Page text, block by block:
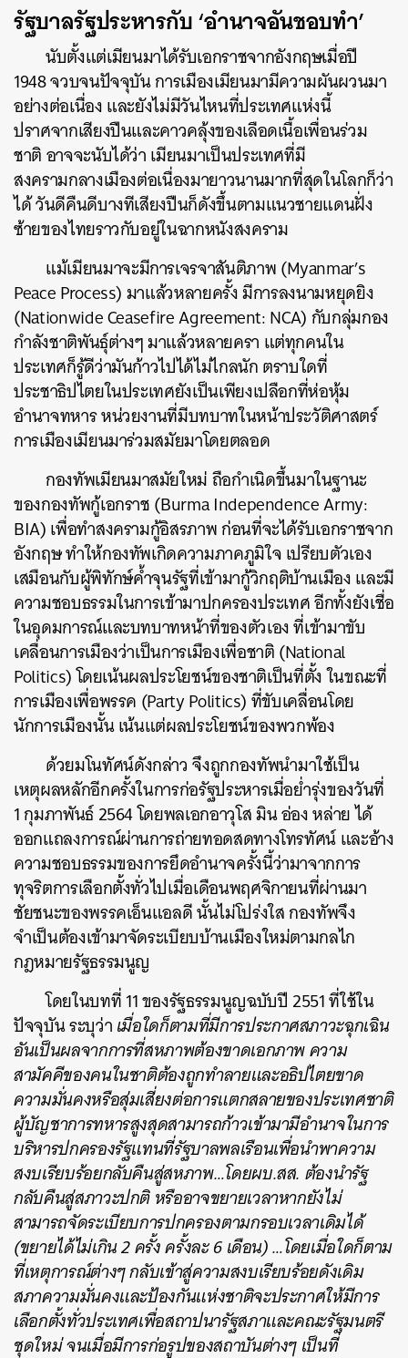
รัฐบาลรัฐประหารกับ ‘อำนาจอันชอบทำ’
นับตั้งแต่เมียนมาได้รับเอกราชจากอังกฤษเมื่อปี
1948 จวบจนปัจจุบัน การเมืองเมียนมามีความผันผวนมา
อย่างต่อเนื่อง และยังไม่มีวันไหนที่ประเทศแห่งนี้
ปราศจากเสียงปืนและคาวคลุ้งของเลือดเนื้อเพื่อนร่วม
ชาติ อาจจะนับได้ว่า เมียนมาเป็นประเทศที่มี
สงครามกลางเมืองต่อเนื่องมายาวนานมากที่สุดในโลกก็ว่า
ได้ วันดีคืนดีบางทีเสียงปืนก็ดังขึ้นตามแนวชายแดนฝั่ง
ซ้ายของไทยราวกับอยู่ในฉากหนังสงคราม
แม้เมียนมาจะมีการเจรจาสันติภาพ (Myanmar’s
Peace Process) มาแล้วหลายครั้ง มีการลงนามหยุดยิง
(Nationwide Ceasefire Agreement: NCA) กับกลุ่มกอง
กำลังชาติพันธุ์ต่างๆ มาแล้วหลายครา แต่ทุกคนใน
ประเทศก็รู้ดีว่ามันก้าวไปได้ไม่ไกลนัก ตราบใดที่
ประชาธิปไตยในประเทศยังเป็นเพียงเปลือกที่ห่อหุ้ม
อำนาจทหาร หน่วยงานที่มีบทบาทในหน้าประวัติศาสตร์
การเมืองเมียนมาร่วมสมัยมาโดยตลอด
กองทัพเมียนมาสมัยใหม่ ถือกำเนิดขึ้นมาในฐานะ
ของกองทัพกู้เอกราช (Burma Independence Army:
BIA) เพื่อทำสงครามกู้อิสรภาพ ก่อนที่จะได้รับเอกราชจาก
อังกฤษ ทำให้กองทัพเกิดความภาคภูมิใจ เปรียบตัวเอง
เสมือนกับผู้พิทักษ์ค้ำจุนรัฐที่เข้ามากู้วิกฤติบ้านเมือง และมี
ความชอบธรรมในการเข้ามาปกครองประเทศ อีกทั้งยังเชื่อ
ในอุดมการณ์และบทบาทหน้าที่ของตัวเอง ที่เข้ามาขับ
เคลื่อนการเมืองว่าเป็นการเมืองเพื่อชาติ (National
Politics) โดยเน้นผลประโยชน์ของชาติเป็นที่ตั้ง ในขณะที่
การเมืองเพื่อพรรค (Party Politics) ที่ขับเคลื่อนโดย
นักการเมืองนั้น เน้นแต่ผลประโยชน์ของพวกพ้อง
ด้วยมโนทัศน์ดังกล่าว จึงถูกกองทัพนำมาใช้เป็น
เหตุผลหลักอีกครั้งในการก่อรัฐประหารเมื่อย่ำรุ่งของวันที่
1 กุมภาพันธ์ 2564 โดยพลเอกอาวุโสมิน อ่อง หล่าย ได้
ออกแถลงการณ์ผ่านการถ่ายทอดสดทางโทรทัศน์ และอ้าง
ความชอบธรรมของการยึดอำนาจครั้งนี้ว่ามาจากการ
ทุจริตการเลือกตั้งทั่วไปเมื่อเดือนพฤศจิกายนที่ผ่านมา
ชัยชนะของพรรคเอ็นแอลดี นั้นไม่โปร่งใส กองทัพจึง
จำเป็นต้องเข้ามาจัดระเบียบบ้านเมืองใหม่ตามกลไก
กฎหมายรัฐธรรมนูญ
โดยในบทที่ 11 ของรัฐธรรมนูญฉบับปี 2551 ที่ใช้ใน
ปัจจุบัน ระบุว่าเมื่อใดก็ตามที่มีการประกาศสภาวะฉุกเฉิน
อันเป็นผลจากการที่สหภาพต้องขาดเอกภาพ ความ
สามัคคีของคนในชาติต้องถูกทำลายและอธิปไตยขาด
ความมั่นคงหรือสุ่มเสี่ยงต่อการแตกสลายของประเทศชาติ
ผู้บัญชาการทหารสูงสุดสามารถก้าวเข้ามามีอำนาจในการ
บริหารปกครองรัฐแทนที่รัฐบาลพลเรือนเพื่อนำพาความ
สงบเรียบร้อยกลับคืนสู่สหภาพ…โดยผบ.สส. ต้องนำรัฐ
กลับคืนสู่สภาวะปกติ หรืออาจขยายเวลาหากยังไม่
สามารถจัดระเบียบการปกครองตามกรอบเวลาเดิมได้
(ขยายได้ไม่เกิน 2 ครั้ง ครั้งละ 6 เดือน) …โดยเมื่อใดก็ตาม
ที่เหตุการณ์ต่างๆ กลับเข้าสู่ความสงบเรียบร้อยดังเดิม
สภาความมั่นคงและป้องกันแห่งชาติจะประกาศให้มีการ
เลือกตั้งทั่วประเทศเพื่อสถาปนารัฐสภาและคณะรัฐมนตรี
ชุดใหม่ จนเมื่อมีการก่อรูปของสถาบันต่างๆ เป็นที่